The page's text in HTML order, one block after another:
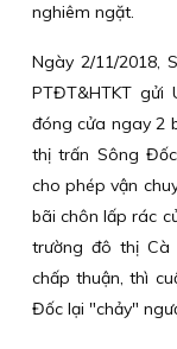
nghiêm ngặt.
Ngày 2/11/2018,
PTĐT&HTKT gửi
đóng cửa ngay 2
thị trấn Sông
cho phép vận
bãi chôn lấp rác
trường đô thị Cà
chấp thuận, thì
Đốc lại "chảy"